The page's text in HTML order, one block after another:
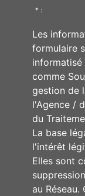
* :
Les
formulaire
informatisé
comme
gestion de
l'Agence /
du
La base
l'intérêt
Elles sont
au